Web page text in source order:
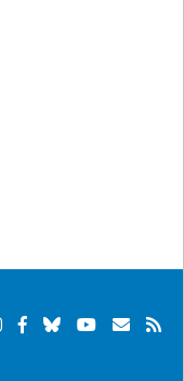
Instagram
Facebook
BlueskyYouTube